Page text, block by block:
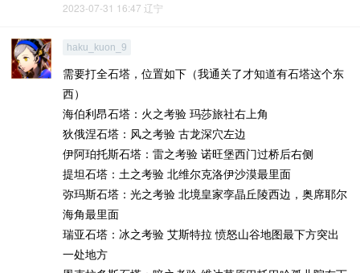
2023-07-31 16:47 辽宁
haku_kuon_9
需要打全石塔，位置如下（我通关了才知道有石塔这个东
西）
海伯利昂石塔：火之考验 玛莎旅社右上角
狄俄涅石塔：风之考验 古龙深穴左边
伊阿珀托斯石塔：雷之考验 诺旺堡西门过桥后右侧
提坦石塔：土之考验 北维尔克洛伊沙漠最里面
弥玛斯石塔：光之考验 北境皇家孪晶丘陵西边，奥席耶尔
海角最里面
瑞亚石塔：冰之考验 艾斯特拉 愤怒山谷地图最下方突出
一处地方